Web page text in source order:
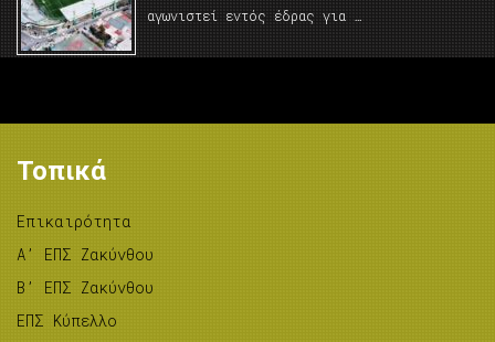
αγωνιστεί εντός έδρας για …
Τοπικά
Επικαιρότητα
A’ ΕΠΣ Ζακύνθου
B’ ΕΠΣ Ζακύνθου
ΕΠΣ Κύπελλο